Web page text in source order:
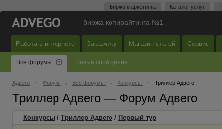
Биржа маркетинга Каталог услуг
— биржа копирайтинга №1
Работа в интернете Заказчику Магазин статей Сервис
Все форумы Новые сообщения
Адвего Форум Все форумы Конкурсы Триллер Адвего
Триллер Адвего — Форум Адвего
Конкурсы / Триллер Адвего / Первый тур